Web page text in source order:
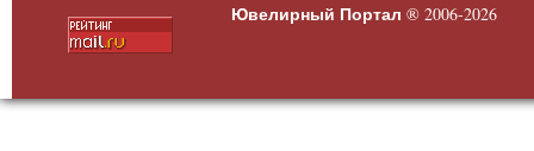
Ювелирный Портал ® 2006-2026